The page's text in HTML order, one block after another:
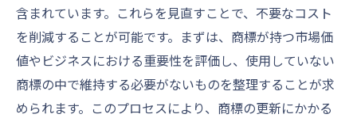
含まれています。これらを見直すことで、不要なコスト
を削減することが可能です。まずは、商標が持つ市場価
値やビジネスにおける重要性を評価し、使用していない
商標の中で維持する必要がないものを整理することが求
められます。このプロセスにより、商標の更新にかかる